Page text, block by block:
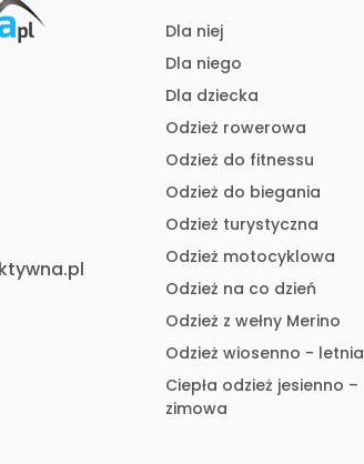
Dla niej
Dla niego
Dla dziecka
Odzież rowerowa
Odzież do fitnessu
Odzież do biegania
Odzież turystyczna
Odzież motocyklowa
Odzież na co dzień
Odzież z wełny Merino
Odzież wiosenno - letnia
Ciepła odzież jesienno –
zimowa